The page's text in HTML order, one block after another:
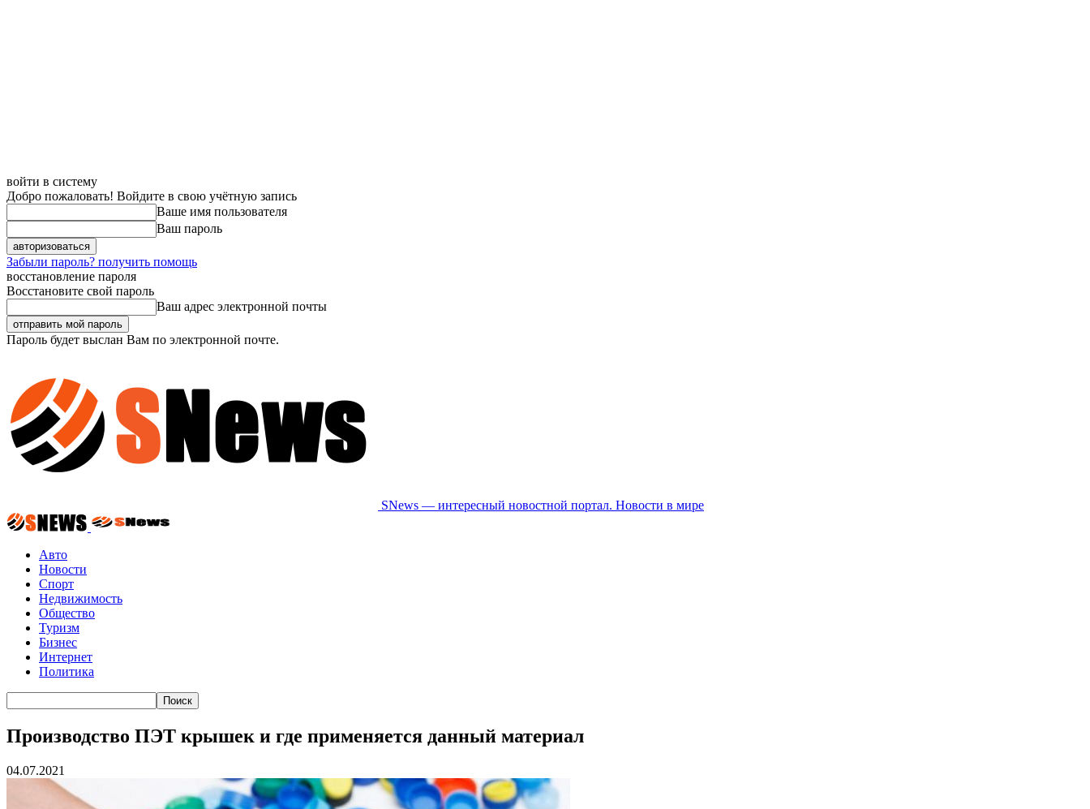
войти в систему
Добро пожаловать! Войдите в свою учётную запись
Ваше имя пользователя
Ваш пароль
Забыли пароль? получить помощь
восстановление пароля
Восстановите свой пароль
Ваш адрес электронной почты
Пароль будет выслан Вам по электронной почте.
SNews — интересный новостной портал. Новости в мире
Авто
Новости
Спорт
Недвижимость
Общество
Туризм
Бизнес
Интернет
Политика
Производство ПЭТ крышек и где применяется данный материал
04.07.2021